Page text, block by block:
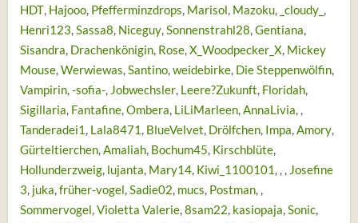
HDT Hajooo Pfefferminzdrops Marisol Mazoku
_cloudy_
Henri123 Sassa8 Niceguy Sonnenstrahl28 Gentiana
Sisandra Drachenkönigin Rose X_Woodpecker_X Mickey
Mouse Werwiewas Santino weidebirke Die Steppenwölfin
Vampirin -sofia- Jobwechsler Leere?Zukunft Floridah
Sigillaria Fantafine Ombera LiLiMarleen AnnaLivia
Tanderadei1 Lala8471 BlueVelvet Drölfchen Impa Amory
Gürteltierchen Amaliah Bochum45 Kirschblüte
Hollunderzweig lujanta Mary14 Kiwi_1100101
Josefine
3 juka früher-vogel Sadie02 mucs Postman
Sommervogel Violetta Valerie 8sam22 kasiopaja Sonic